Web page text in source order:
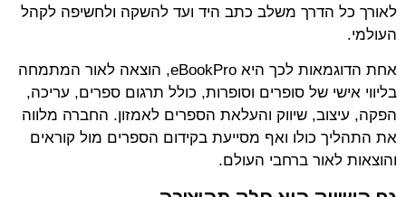
לאורך כל הדרך משלב כתב היד ועד להשקה ולחשיפה לקהל
העולמי.
אחת הדוגמאות לכך היא eBookPro, הוצאה לאור המתמחה
בליווי אישי של סופרים וסופרות, כולל תרגום ספרים, עריכה,
הפקה, עיצוב, שיווק והעלאת הספרים לאמזון. החברה מלווה
את התהליך כולו ואף מסייעת בקידום הספרים מול קוראים
והוצאות לאור ברחבי העולם.